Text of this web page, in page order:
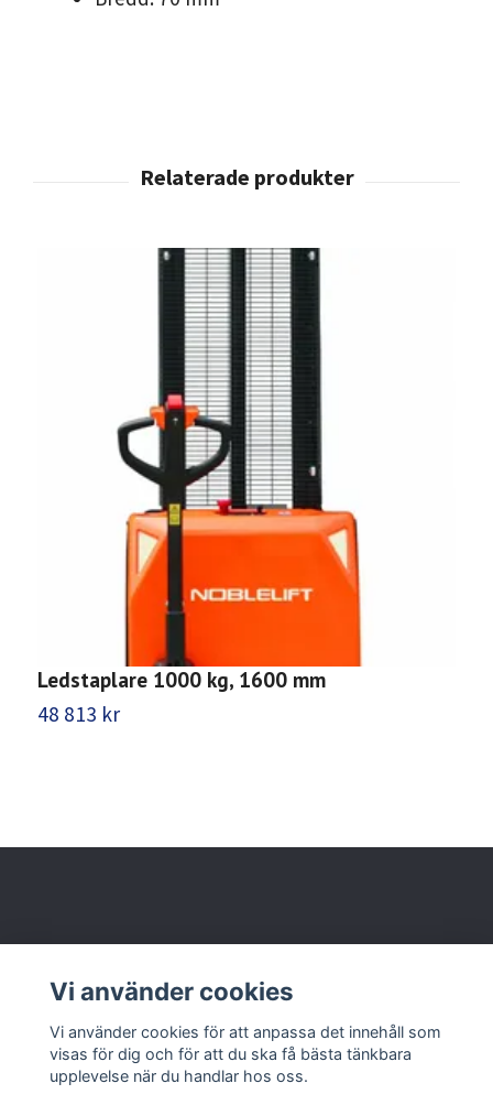
Ledstaplare 1000 kg, 1600 mm
48 813 kr
Läs mer
Vi använder cookies
Vi använder cookies för att anpassa det innehåll som
visas för dig och för att du ska få bästa tänkbara
upplevelse när du handlar hos oss.